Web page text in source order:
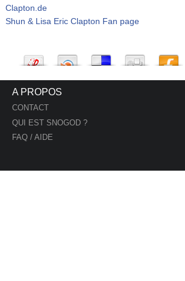
Clapton.de
Shun & Lisa Eric Clapton Fan page
A PROPOS
CONTACT
QUI EST SNOGOD ?
FAQ / AIDE